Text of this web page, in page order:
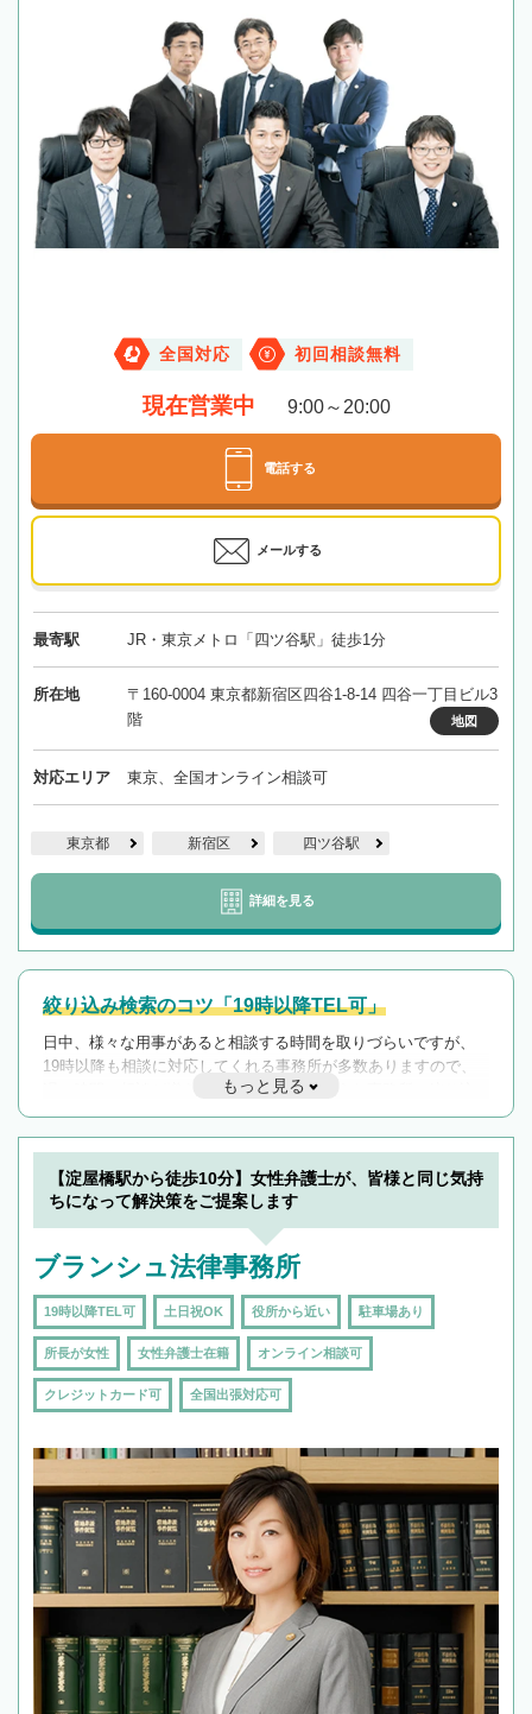
全国対応 初回相談無料
現在営業中 9:00～20:00
電話する
メールする
最寄駅 JR・東京メトロ「四ツ谷駅」徒歩1分
所在地
〒160-0004 東京都新宿区四谷1-8-14 四谷一丁目ビル3
階
地図
対応エリア 東京、全国オンライン相談可
東京都 新宿区 四ツ谷駅
詳細を見る
絞り込み検索のコツ「19時以降TEL可」
日中、様々な用事があると相談する時間を取りづらいですが、
19時以降も相談に対応してくれる事務所が多数ありますので、
遅い時間の相談が増えそうな場合はそのような事務所に絞り込
んで検索してみましょう。
19時以降TEL可の条件
を加えて再検索
もっと見る
【淀屋橋駅から徒歩10分】女性弁護士が、皆様と同じ気持
ちになって解決策をご提案します
ブランシュ法律事務所
19時以降TEL可 土日祝OK 役所から近い 駐車場あり
所長が女性 女性弁護士在籍 オンライン相談可
クレジットカード可 全国出張対応可